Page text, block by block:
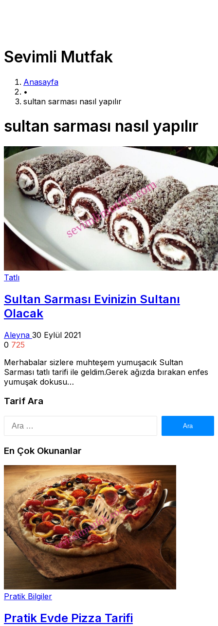
Sevimli Mutfak
Anasayfa
•
sultan sarması nasıl yapılır
sultan sarması nasıl yapılır
Tatlı
Sultan Sarması Evinizin Sultanı
Olacak
Aleyna 30 Eylül 2021
0 725
Merhabalar sizlere muhteşem yumuşacık Sultan
Sarması tatlı tarifi ile geldim.Gerek ağızda bırakan enfes
yumuşak dokusu…
Tarif Ara
En Çok Okunanlar
Pratik Bilgiler
Pratik Evde Pizza Tarifi